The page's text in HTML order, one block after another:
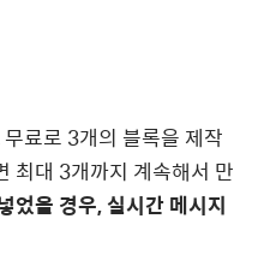
료로 3개의 블록을 제작
최대 3개까지 계속해서 만
었을 경우, 실시간 메시지